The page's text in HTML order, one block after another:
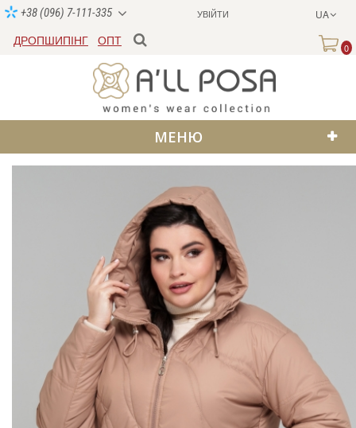
УВІЙТИ UA
+38 (096) 7-111-335
ДРОПШИПІНГ ОПТ
0
МЕНЮ